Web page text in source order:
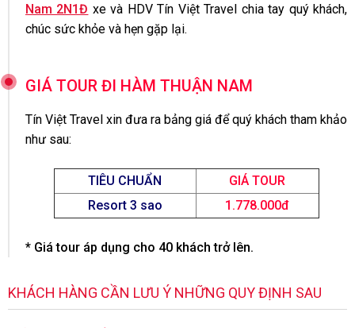
Nam 2N1Đ xe và HDV Tín Việt Travel chia tay quý khách,
chúc sức khỏe và hẹn gặp lại.
GIÁ TOUR ĐI HÀM THUẬN NAM
Tín Việt Travel xin đưa ra bảng giá để quý khách tham khảo
như sau:
TIÊU CHUẨN
GIÁ TOUR
Resort 3 sao
1.778.000đ
* Giá tour áp dụng cho 40 khách trở lên.
KHÁCH HÀNG CẦN LƯU Ý NHỮNG QUY ĐỊNH SAU